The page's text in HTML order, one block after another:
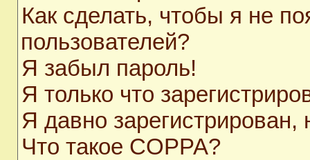
Как сделать, чтобы я не
пользователей?
Я забыл пароль!
Я только что
Я давно
Что такое COPPA?